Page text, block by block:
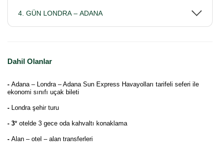
4. GÜN LONDRA – ADANA
Dahil Olanlar
- Adana – Londra – Adana Sun Express Havayolları tarifeli seferi ile
ekonomi sınıfı uçak bileti
- Londra şehir turu
- 3* otelde 3 gece oda kahvaltı konaklama
- Alan – otel – alan transferleri